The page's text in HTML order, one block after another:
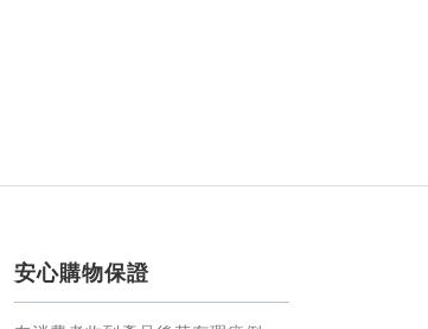
安心購物保證